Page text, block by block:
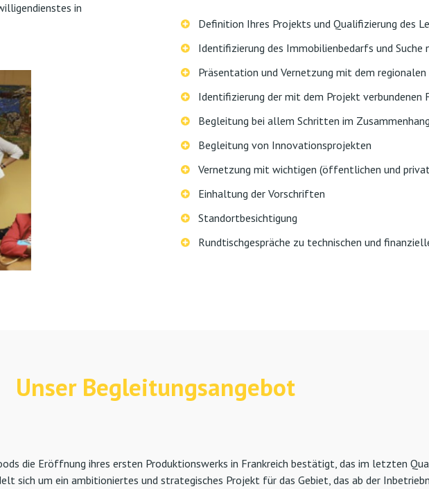
in
Definition Ihres Projekts und Qualifizierung des
Identifizierung des Immobilienbedarfs und Suche
Präsentation und Vernetzung mit dem
Identifizierung der mit dem Projekt verbundenen
Begleitung bei allem Schritten im
Begleitung von Innovationsprojekten
Vernetzung mit wichtigen (öffentlichen und
Einhaltung der Vorschriften
Standortbesichtigung
Rundtischgespräche zu technischen und
Unser Begleitungsangebot
die Eröffnung ihres ersten Produktionswerks in Frankreich bestätigt, das im letzten
sich um ein ambitioniertes und strategisches Projekt für das Gebiet, das ab der